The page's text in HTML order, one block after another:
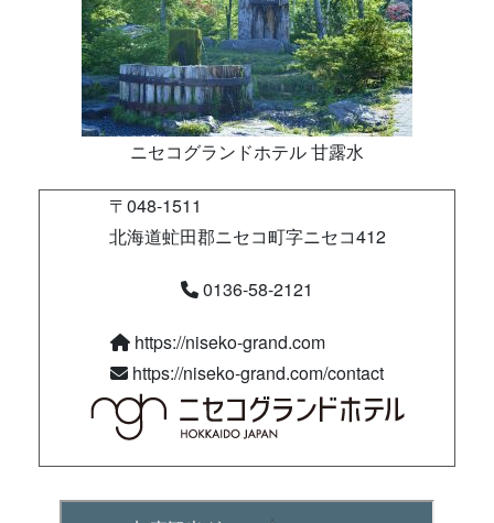
ニセコグランドホテル 甘露水
〒048-1511
北海道虻田郡ニセコ町字ニセコ412
0136-58-2121
https://niseko-grand.com
https://niseko-grand.com/contact